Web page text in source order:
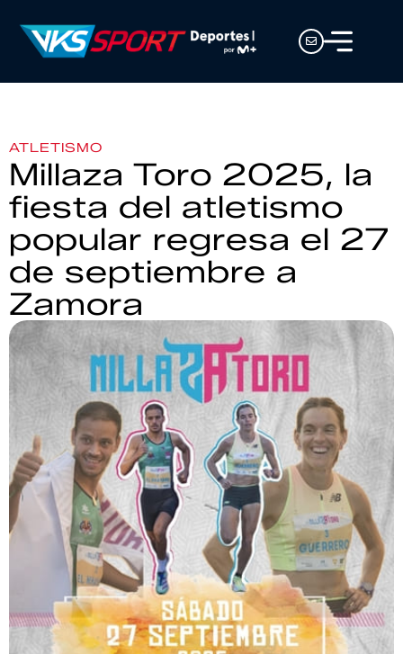
ATLETISMO
Millaza Toro 2025, la
fiesta del atletismo
popular regresa el 27
de septiembre a
Zamora